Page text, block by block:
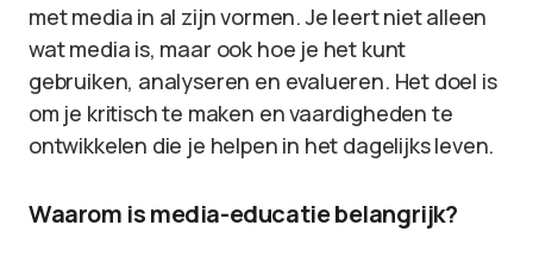
met media in al zijn vormen. Je leert niet alleen
wat media is, maar ook hoe je het kunt
gebruiken, analyseren en evalueren. Het doel is
om je kritisch te maken en vaardigheden te
ontwikkelen die je helpen in het dagelijks leven.
Waarom is media-educatie belangrijk?